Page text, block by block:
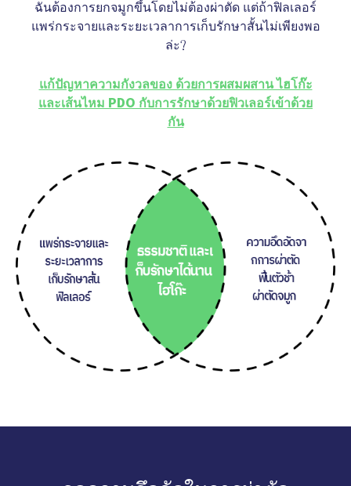
ฉันต้องการยกจมูกขึ้นโดยไม่ต้องผ่าตัด แต่ถ้าฟิลเลอร์
แพร่กระจายและระยะเวลาการเก็บรักษาสั้นไม่เพียงพอ
ล่ะ?
แก้ปัญหาความกังวลของ ด้วยการผสมผสาน ไฮโก๊ะ
และเส้นไหม PDO กับการรักษาด้วยฟิวเลอร์เข้าด้วย
กัน